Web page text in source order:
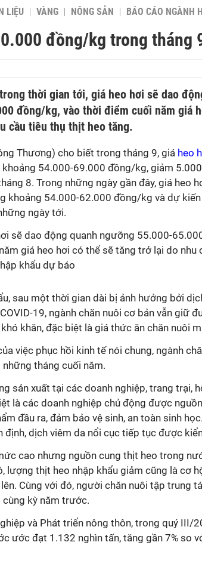
LIỆU VÀNG NÔNG SẢN BÁO CÁO NGÀNH
đồng/kg trong tháng
thời gian tới, giá heo hơi sẽ dao
đồng/kg, vào thời điểm cuối năm giá
cầu tiêu thụ thịt heo tăng.
Thương) cho biết trong tháng 9, giá heo
54.000-69.000 đồng/kg, giảm
8. Trong những ngày gần đây, giá heo
khoảng 54.000-62.000 đồng/kg và dự
ngày tới.
sẽ dao động quanh ngưỡng 55.000-
giá heo hơi có thể sẽ tăng trở lại do nhu
khẩu dự báo
sau một thời gian dài bị ảnh hưởng bởi
19, ngành chăn nuôi cơ bản vẫn giữ
khăn, đặc biệt là giá thức ăn chăn nuôi
việc phục hồi kinh tế nói chung, ngành
tháng cuối năm.
sản xuất tại các doanh nghiệp, trang trại,
là các doanh nghiệp chủ động được
đầu ra, đảm bảo vệ sinh, an toàn sinh
định, dịch viêm da nổi cục tiếp tục được
cao nhưng nguồn cung thịt heo trong
lượng thịt heo nhập khẩu giảm cũng là cơ
Cùng với đó, người chăn nuôi tập trung
kỳ năm trước.
và Phát triển nông thôn, trong quý III/
ước đạt 1.132 nghìn tấn, tăng gần 7% so